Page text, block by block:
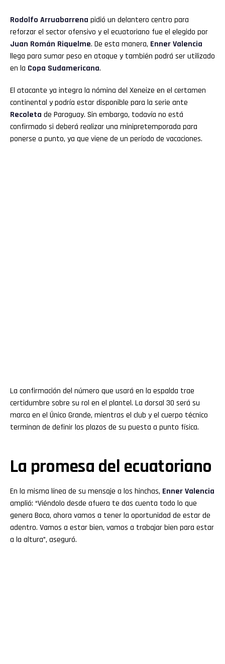
Rodolfo Arruabarrena pidió un delantero centro para
reforzar el sector ofensivo y el ecuatoriano fue el elegido por
Juan Román Riquelme. De esta manera, EnnerValencia
llega para sumar peso en ataque y también podrá ser utilizado
en la Copa Sudamericana.
El atacante ya integra la nómina del Xeneize en el certamen
continental y podría estar disponible para la serie ante
Recoleta de Paraguay. Sin embargo, todavía no está
confirmado si deberá realizar una minipretemporada para
ponerse a punto, ya que viene de un período de vacaciones.
La confirmación del número que usará en la espalda trae
certidumbre sobre su rol en el plantel. La dorsal 30 será su
marca en el Único Grande, mientras el club y el cuerpo técnico
terminan de definir los plazos de su puesta a punto física.
La promesa del ecuatoriano
En la misma línea de su mensaje a los hinchas, EnnerValencia
amplió: “Viéndolo desde afuera te das cuenta todo lo que
genera Boca, ahora vamos a tener la oportunidad de estar de
adentro. Vamos a estar bien, vamos a trabajar bien para estar
a la altura”, aseguró.